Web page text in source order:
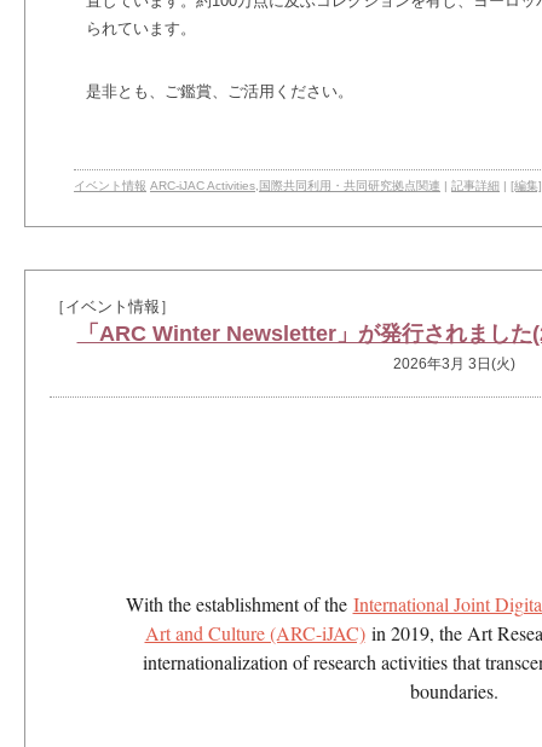
られています。
是非とも、ご鑑賞、ご活用ください。
イベント情報 ARC-iJAC Activities 国際共同利用・共同研究拠点関連 | 記事詳細 | [編集]
［イベント情報］
「ARC Winter Newsletter」が発行されまし
2026年3月 3日(火)
With the establishment of the International Joint
Art and Culture (ARC-iJAC)in 2019, the Art
internationalization of research activities that
boundaries.